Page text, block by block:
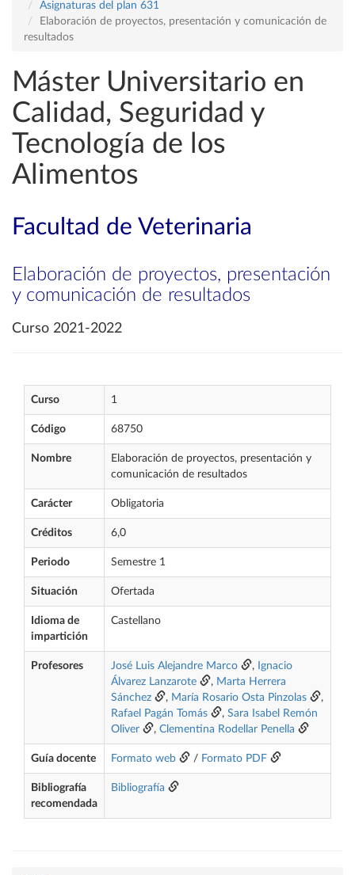
Asignaturas del plan 631
Elaboración de proyectos, presentación y comunicación de
resultados
Máster Universitario en
Calidad, Seguridad y
Tecnología de los
Alimentos
Facultad de Veterinaria
Elaboración de proyectos, presentación
y comunicación de resultados
Curso 2021-2022
Curso 1
Código 68750
Nombre
Elaboración de proyectos, presentación y
comunicación de resultados
Carácter Obligatoria
Créditos 6,0
Periodo Semestre 1
Situación Ofertada
Idioma de
impartición
Castellano
Profesores José Luis Alejandre Marco , Ignacio
Álvarez Lanzarote
, Marta Herrera
Sánchez
, María Rosario Osta Pinzolas
,
Rafael Pagán Tomás
, Sara Isabel Remón
Oliver
, Clementina Rodellar Penella
Guía docente Formato web / Formato PDF
Bibliografía
recomendada
Bibliografía